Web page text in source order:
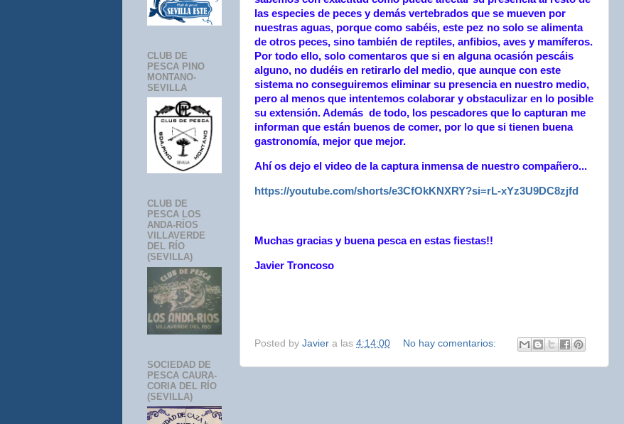
las especies de peces y demás vertebrados que se mueven por
nuestras aguas, porque como sabéis, este pez no solo se alimenta
de otros peces, sino también de reptiles, anfibios, aves y mamíferos.
Por todo ello, solo comentaros que si en alguna ocasión pescáis
alguno, no dudéis en retirarlo del medio, que aunque con este
sistema no conseguiremos eliminar su presencia en nuestro medio,
pero al menos que intentemos colaborar y obstaculizar en lo posible
su extensión. Además de todo, los pescadores que lo capturan me
informan que están buenos de comer, por lo que si tienen buena
gastronomía, mejor que mejor.
Ahí os dejo el video de la captura inmensa de nuestro compañero...
https://youtube.com/shorts/e3CfOkKNXRY?si=rL-xYz3U9DC8zjfd
Muchas gracias y buena pesca en estas fiestas!!
Javier Troncoso
Posted by Javier a las 4:14:00 No hay comentarios:
CLUB DE
PESCA PINO
MONTANO-
SEVILLA
CLUB DE
PESCA LOS
ANDA-RÍOS
VILLAVERDE
DEL RÍO
(SEVILLA)
SOCIEDAD DE
PESCA CAURA-
CORIA DEL RÍO
(SEVILLA)